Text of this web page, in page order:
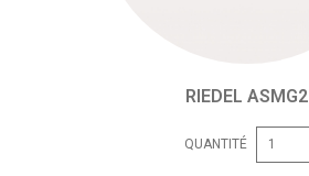
RIEDEL ASMG2
QUANTITÉ